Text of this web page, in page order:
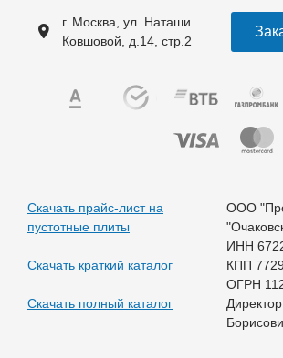
г. Москва, ул. Наташи
Ковшовой, д.14, стр.2
Скачать прайс-лист на
пустотные плиты
Скачать краткий каталог
Скачать полный каталог
ООО
ИНН
КПП
ОГРН